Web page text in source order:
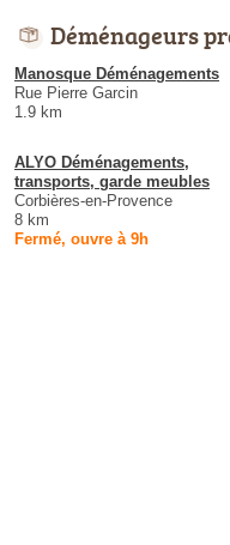
Déménageurs
Manosque Déménagements
Rue Pierre Garcin
1.9 km
ALYO Déménagements,
transports, garde meubles
Corbières-en-Provence
8 km
Fermé, ouvre à 9h